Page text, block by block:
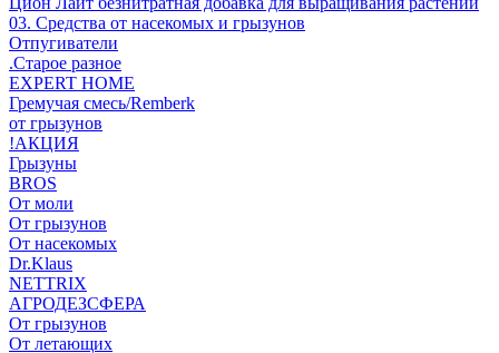
03. Средства от насекомых и грызунов
Отпугиватели
.Старое разное
EXPERT HOME
Гремучая смесь/Remberk
от грызунов
!АКЦИЯ
Грызуны
BROS
От моли
От грызунов
От насекомых
Dr.Klaus
NETTRIX
АГРОДЕЗСФЕРА
От грызунов
От летающих